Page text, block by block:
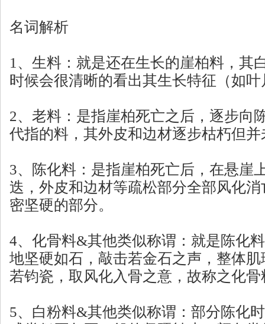
名词解析
1、生料：就是还在生长的崖柏料，其
时候会很清晰的看出其生长特征（如
2、老料：是指崖柏死亡之后，逐步向
代指的料，其外皮和边材逐步枯朽但
3、陈化料：是指崖柏死亡后，在悬崖
迭，外皮和边材等疏松部分全部风化
密坚硬的部分。
4、化骨料&其他类似称谓：就是陈化
地坚硬如石，敲击若金石之声，整体
若钧瓷，取风化入骨之意，故称之化骨
5、白粉料&其他类似称谓：部分陈化